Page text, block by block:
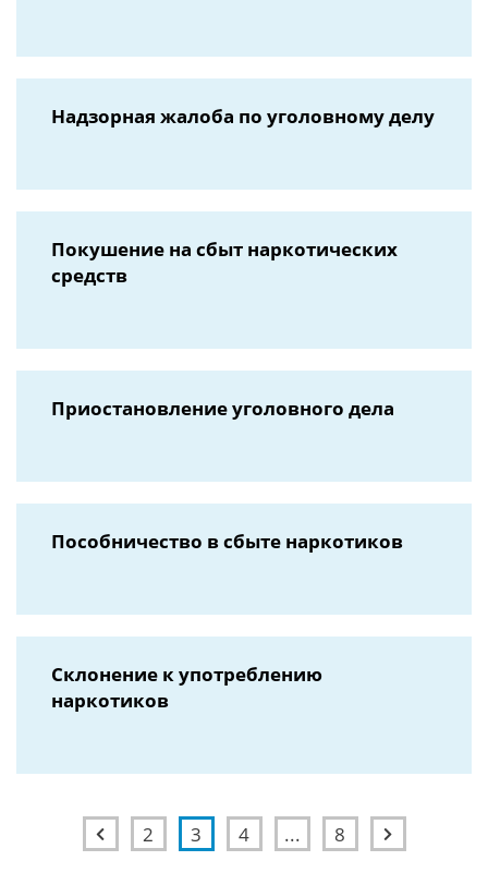
Надзорная жалоба по уголовному делу
Покушение на сбыт наркотических
средств
Приостановление уголовного дела
Пособничество в сбыте наркотиков
Склонение к употреблению
наркотиков
2 3 4 ... 8